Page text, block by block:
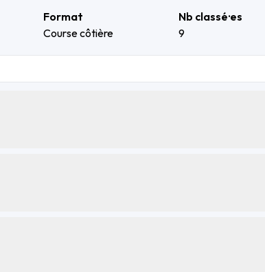
Format
Course côtière
Nb classé·es
9